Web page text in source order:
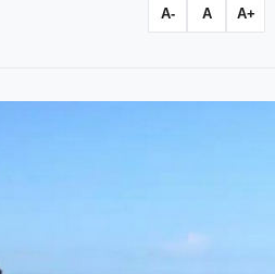
A- A A+